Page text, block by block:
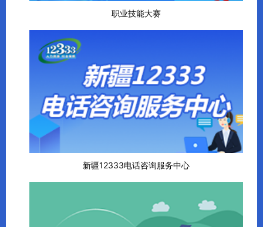
职业技能大赛
新疆12333电话咨询服务中心